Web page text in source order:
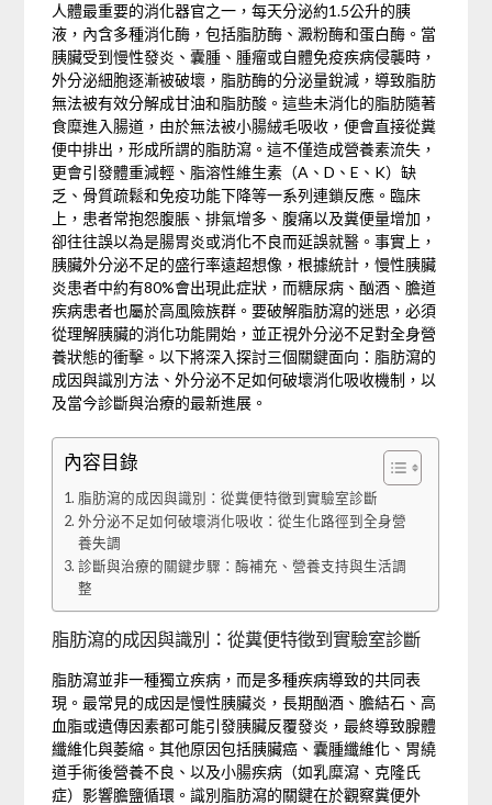
人體最重要的消化器官之一，每天分泌約1.5公升的胰
液，內含多種消化酶，包括脂肪酶、澱粉酶和蛋白酶。當
胰臟受到慢性發炎、囊腫、腫瘤或自體免疫疾病侵襲時，
外分泌細胞逐漸被破壞，脂肪酶的分泌量銳減，導致脂肪
無法被有效分解成甘油和脂肪酸。這些未消化的脂肪隨著
食糜進入腸道，由於無法被小腸絨毛吸收，便會直接從糞
便中排出，形成所謂的脂肪瀉。這不僅造成營養素流失，
更會引發體重減輕、脂溶性維生素（A、D、E、K）缺
乏、骨質疏鬆和免疫功能下降等一系列連鎖反應。臨床
上，患者常抱怨腹脹、排氣增多、腹痛以及糞便量增加，
卻往往誤以為是腸胃炎或消化不良而延誤就醫。事實上，
胰臟外分泌不足的盛行率遠超想像，根據統計，慢性胰臟
炎患者中約有80%會出現此症狀，而糖尿病、酗酒、膽道
疾病患者也屬於高風險族群。要破解脂肪瀉的迷思，必須
從理解胰臟的消化功能開始，並正視外分泌不足對全身營
養狀態的衝擊。以下將深入探討三個關鍵面向：脂肪瀉的
成因與識別方法、外分泌不足如何破壞消化吸收機制，以
及當今診斷與治療的最新進展。
內容目錄
脂肪瀉的成因與識別：從糞便特徵到實驗室診斷
外分泌不足如何破壞消化吸收：從生化路徑到全身營
養失調
診斷與治療的關鍵步驟：酶補充、營養支持與生活調
整
脂肪瀉的成因與識別：從糞便特徵到實驗室診斷
脂肪瀉並非一種獨立疾病，而是多種疾病導致的共同表
現。最常見的成因是慢性胰臟炎，長期酗酒、膽結石、高
血脂或遺傳因素都可能引發胰臟反覆發炎，最終導致腺體
纖維化與萎縮。其他原因包括胰臟癌、囊腫纖維化、胃繞
道手術後營養不良、以及小腸疾病（如乳糜瀉、克隆氏
症）影響膽鹽循環。識別脂肪瀉的關鍵在於觀察糞便外